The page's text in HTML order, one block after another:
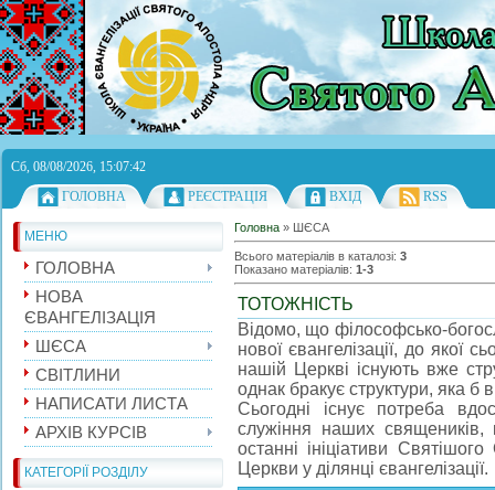
Сб, 08/08/2026, 15:07:42
ГОЛОВНА
РЕЄСТРАЦІЯ ВХІД RSS
МЕНЮ
ГОЛОВНА
НОВА
ЄВАНГЕЛІЗАЦІЯ
ШЄСА
СВІТЛИНИ
НАПИСАТИ ЛИСТА
АРХІВ КУРСІВ
КАТЕГОРІЇ РОЗДІЛУ
Головна » ШЄСА
Всього матеріалів в каталозі: 3
Показано матеріалів: 1-3
ТОТОЖНІСТЬ
Відомо, що філософсько-
нової євангелізації, до якої
нашій Церкві існують вже
однак бракує структури, яка б
Сьогодні існує потреба
служіння наших священиків,
останні ініціативи
Церкви у ділянці євангелізації.